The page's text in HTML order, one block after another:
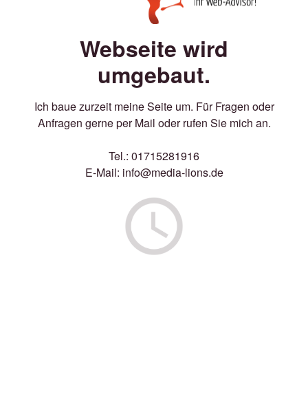
Webseite wird
umgebaut.
Ich baue zurzeit meine Seite um. Für Fragen oder
Anfragen gerne per Mail oder rufen Sie mich an.
Tel.: 01715281916
E-Mail: info@media-lions.de